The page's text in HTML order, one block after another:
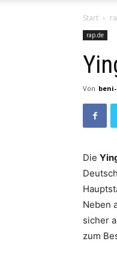
Start
rap.de
Von
Die
Neben
sicher
zum